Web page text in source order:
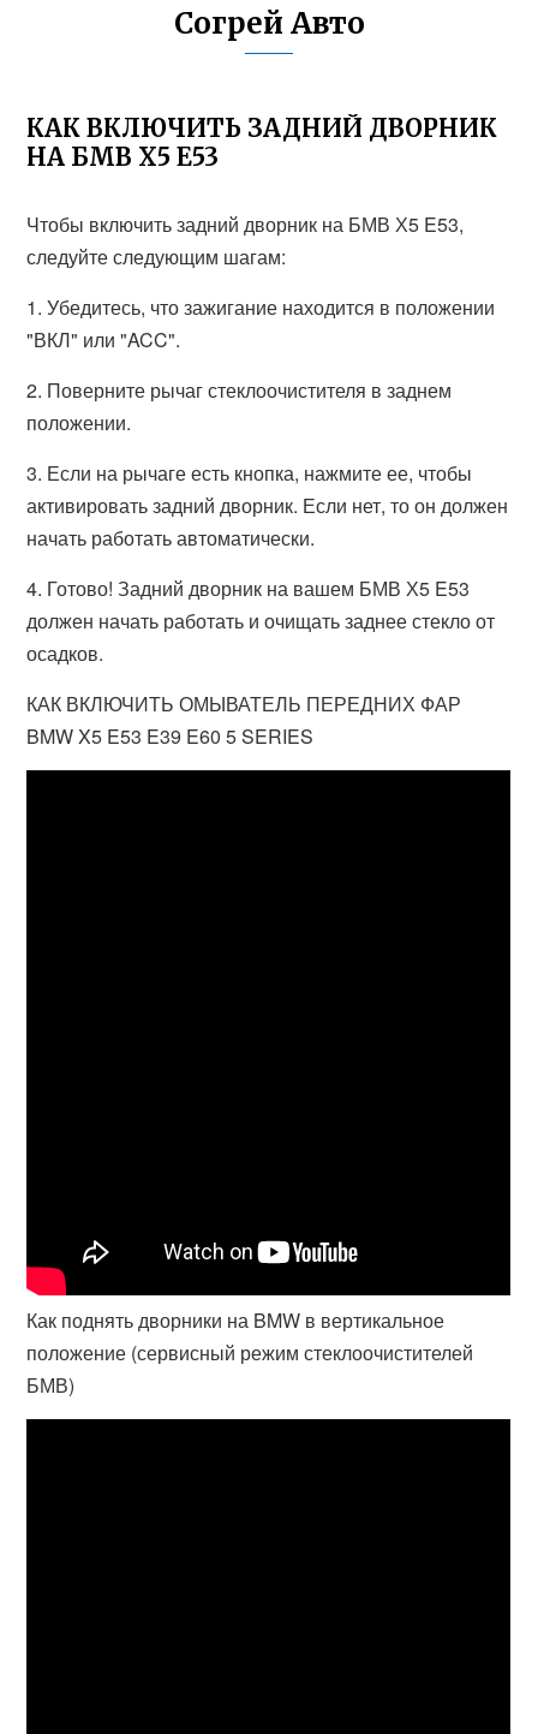
Согрей Авто
КАК ВКЛЮЧИТЬ ЗАДНИЙ ДВОРНИК
НА БМВ Х5 Е53
Чтобы включить задний дворник на БМВ Х5 E53,
следуйте следующим шагам:
1. Убедитесь, что зажигание находится в положении
"ВКЛ" или "ACC".
2. Поверните рычаг стеклоочистителя в заднем
положении.
3. Если на рычаге есть кнопка, нажмите ее, чтобы
активировать задний дворник. Если нет, то он должен
начать работать автоматически.
4. Готово! Задний дворник на вашем БМВ Х5 E53
должен начать работать и очищать заднее стекло от
осадков.
КАК ВКЛЮЧИТЬ ОМЫВАТЕЛЬ ПЕРЕДНИХ ФАР
BMW X5 E53 E39 E60 5 SERIES
Как поднять дворники на BMW в вертикальное
положение (сервисный режим стеклоочистителей
БМВ)